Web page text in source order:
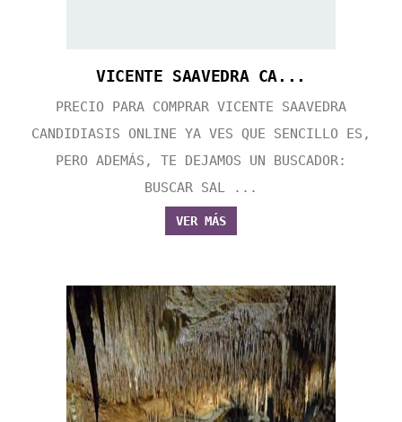
VICENTE SAAVEDRA CA...
PRECIO PARA COMPRAR VICENTE SAAVEDRA
CANDIDIASIS ONLINE YA VES QUE SENCILLO ES,
PERO ADEMÁS, TE DEJAMOS UN BUSCADOR:
BUSCAR SAL ...
VER MÁS